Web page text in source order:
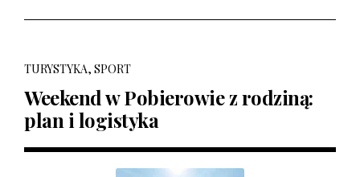
TURYSTYKA, SPORT
Weekend w Pobierowie z rodziną:
plan i logistyka